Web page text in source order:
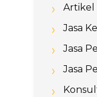
Artikel
Jasa
Jasa
Jasa